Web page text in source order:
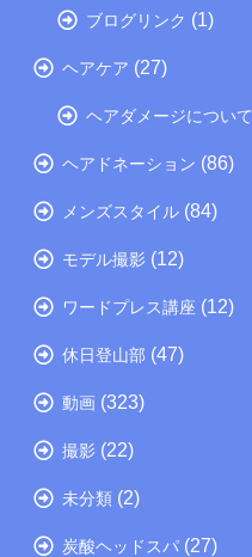
ブログリンク (1)
ヘアケア (27)
ヘアダメージについて
ヘアドネーション (86)
メンズスタイル (84)
モデル撮影 (12)
ワードプレス講座 (12)
休日登山部 (47)
動画 (323)
撮影 (22)
未分類 (2)
炭酸ヘッドスパ (27)